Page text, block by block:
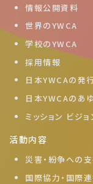
情報公開資料
世界のYWCA
学校のYWCA
採用情報
日本YWCAの発
日本YWCAのあ
ミッション ビジ
活動内容
災害・紛争への
国際協力・国際